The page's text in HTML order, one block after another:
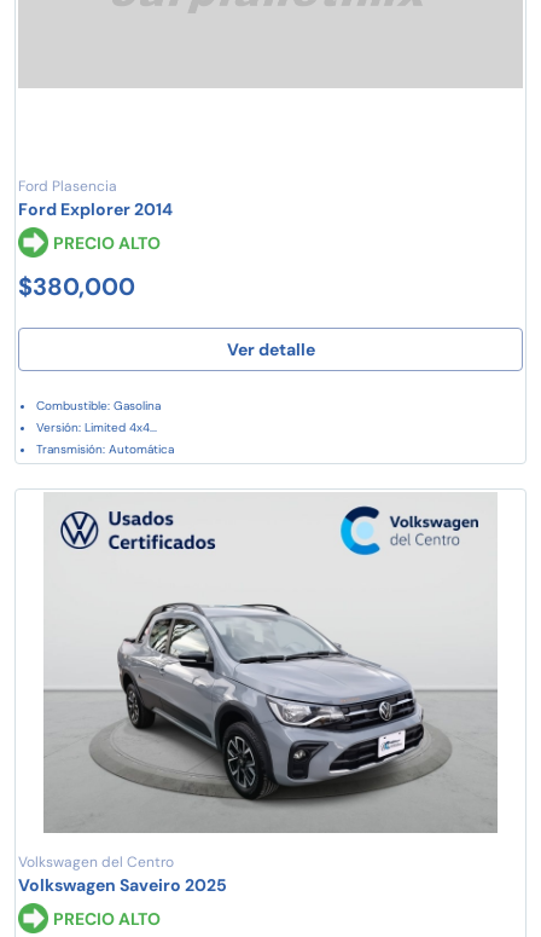
Ford Plasencia
Ford Explorer 2014
PRECIO ALTO
$380,000
Ver detalle
Combustible: Gasolina
Versión: Limited 4x4...
Transmisión: Automática
Volkswagen del Centro
Volkswagen Saveiro 2025
PRECIO ALTO